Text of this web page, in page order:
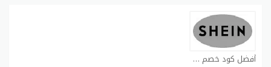
أفضل كود خصم شي ان كوبون